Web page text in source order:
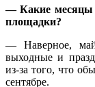
— Какие месяцы
площадки?
— Наверное,
выходные и
из-за того, что
сентябре.